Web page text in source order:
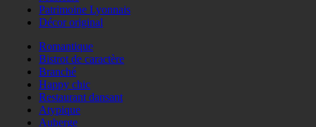
Patrimoine Lyonnais
Décor original
Romantique
Bistrot de caractère
Branché
Happy chic
Restaurant dansant
Atypique
Auberge